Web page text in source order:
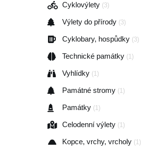
Cyklovýlety (3)
Výlety do přírody (3)
Cyklobary, hospůdky (3)
Technické památky (1)
Vyhlídky (1)
Památné stromy (1)
Památky (1)
Celodenní výlety (1)
Kopce, vrchy, vrcholy (1)